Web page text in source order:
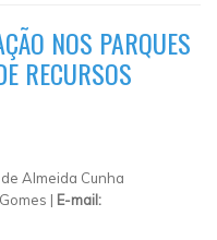
NOS PARQUES
RECURSOS
Almeida Cunha
| E-mail: